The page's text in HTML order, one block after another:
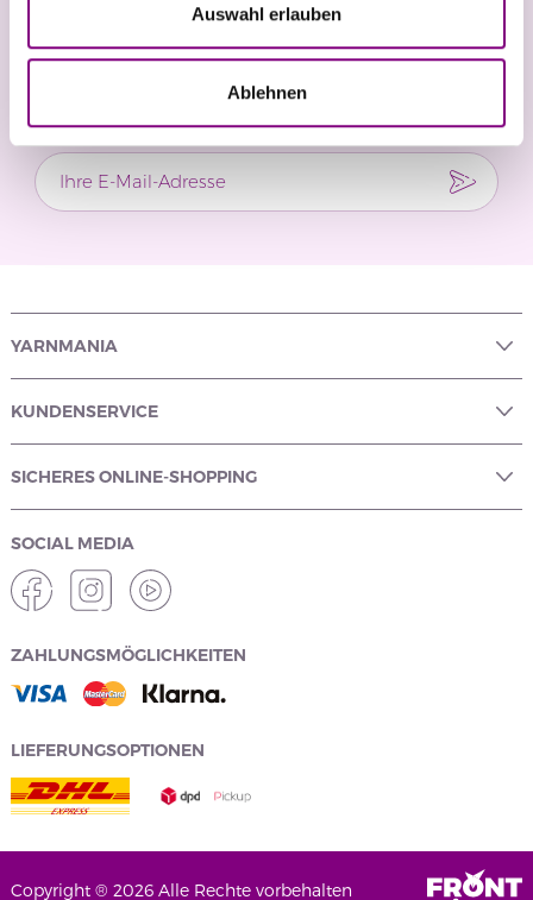
Auswahl erlauben
Ablehnen
Newsletter
Angebote.
YARNMANIA
KUNDENSERVICE
SICHERES ONLINE-SHOPPING
SOCIAL MEDIA
ZAHLUNGSMÖGLICHKEITEN
LIEFERUNGSOPTIONEN
Copyright ® 2026 Alle Rechte vorbehalten